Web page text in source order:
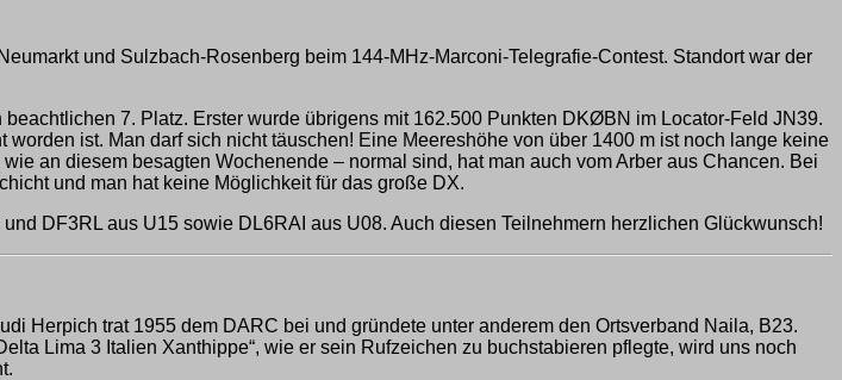
und Sulzbach-Rosenberg beim 144-MHz-Marconi-Telegrafie-Contest. Standort war der
7. Platz. Erster wurde übrigens mit 162.500 Punkten DKØBN im Locator-Feld JN39.
ist. Man darf sich nicht täuschen! Eine Meereshöhe von über 1400 m ist noch lange keine
an diesem besagten Wochenende – normal sind, hat man auch vom Arber aus Chancen. Bei
und man hat keine Möglichkeit für das große DX.
DF3RL aus U15 sowie DL6RAI aus U08. Auch diesen Teilnehmern herzlichen Glückwunsch!
Herpich trat 1955 dem DARC bei und gründete unter anderem den Ortsverband Naila, B23.
Lima 3 Italien Xanthippe“, wie er sein Rufzeichen zu buchstabieren pflegte, wird uns noch